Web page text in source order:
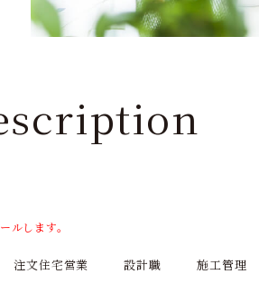
ルします。
注文住宅営業 設計職 施工管理